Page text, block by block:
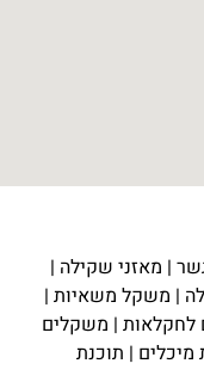
| מאזני שקילה |
| משקל משאיות |
לחקלאות | משקלים
| תוכנת